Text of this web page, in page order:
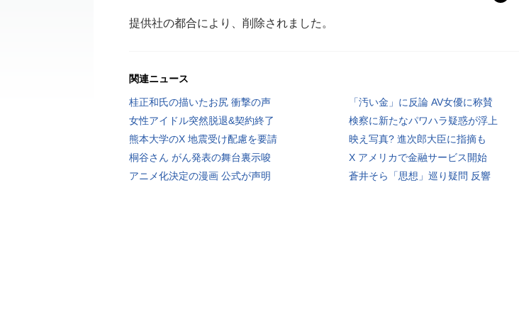
提供社の都合により、削除されました。
関連ニュース
桂正和氏の描いたお尻 衝撃の声
「汚い金」に反論 AV女優に称賛
女性アイドル突然脱退&契約終了
検察に新たなパワハラ疑惑が浮上
熊本大学のX 地震受け配慮を要請
映え写真? 進次郎大臣に指摘も
桐谷さん がん発表の舞台裏示唆
X アメリカで金融サービス開始
アニメ化決定の漫画 公式が声明
蒼井そら「思想」巡り疑問 反響